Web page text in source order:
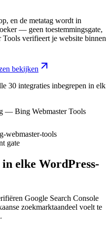
en de metatag wordt in
— geen toestemmingsgate,
Tools verifieert je website binnen
bekijken
30 integraties inbegrepen in elk
— Bing Webmaster Tools
webmaster-tools
gate
elke WordPress-
Google Search Console
zoekmarktaandeel voelt te